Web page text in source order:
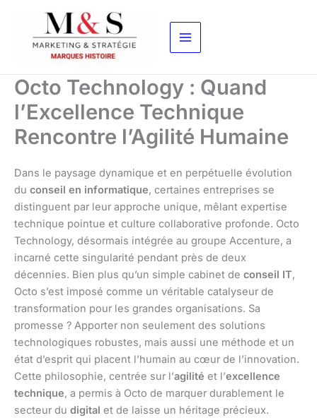
contenu
Octo Technology : Quand
l’Excellence Technique
Rencontre l’Agilité Humaine
Dans le paysage dynamique et en perpétuelle évolution
du conseil en informatique, certaines entreprises se
distinguent par leur approche unique, mêlant expertise
technique pointue et culture collaborative profonde. Octo
Technology, désormais intégrée au groupe Accenture, a
incarné cette singularité pendant près de deux
décennies. Bien plus qu’un simple cabinet de conseil IT,
Octo s’est imposé comme un véritable catalyseur de
transformation pour les grandes organisations. Sa
promesse ? Apporter non seulement des solutions
technologiques robustes, mais aussi une méthode et un
état d’esprit qui placent l’humain au cœur de l’innovation.
Cette philosophie, centrée sur l’agilité et l’excellence
technique, a permis à Octo de marquer durablement le
secteur du digital et de laisse un héritage précieux.